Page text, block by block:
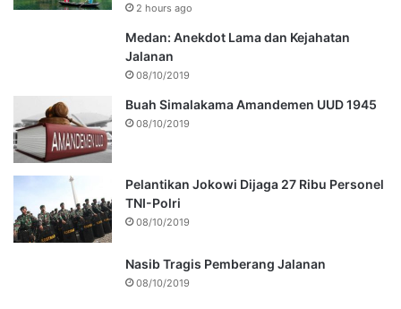
2 hours ago
Medan: Anekdot Lama dan Kejahatan
Jalanan
08/10/2019
Buah Simalakama Amandemen UUD 1945
08/10/2019
Pelantikan Jokowi Dijaga 27 Ribu Personel
TNI-Polri
08/10/2019
Nasib Tragis Pemberang Jalanan
08/10/2019